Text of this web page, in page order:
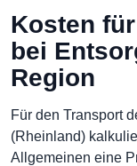
Kosten
bei
Region
Für den Transport
(Rheinland)
Allgemeinen eine